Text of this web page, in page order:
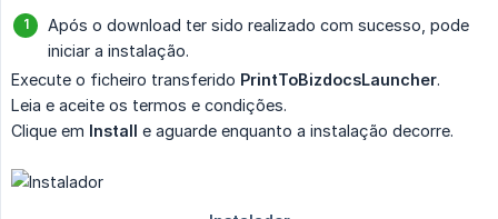
Após o download ter sido realizado com sucesso, pode
iniciar a instalação.
Execute o ficheiro transferido PrintToBizdocsLauncher.
Leia e aceite os termos e condições.
Clique em Install e aguarde enquanto a instalação decorre.